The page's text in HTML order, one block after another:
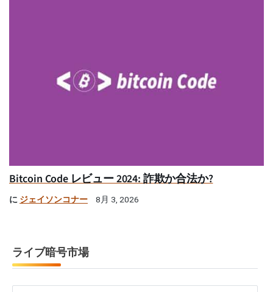
Bitcoin Code レビュー 2024: 詐欺か合法か?
に ジェイソンコナー 8月 3, 2026
ライブ暗号市場